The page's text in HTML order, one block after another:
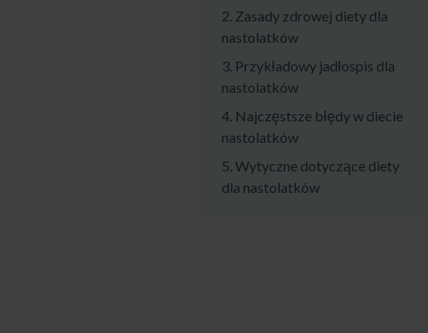
2. Zasady zdrowej diety dla
nastolatków
3. Przykładowy jadłospis dla
nastolatków
4. Najczęstsze błędy w diecie
nastolatków
5. Wytyczne dotyczące diety
dla nastolatków